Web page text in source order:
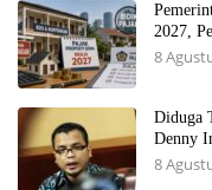
2027,
8
Diduga
Denny
8